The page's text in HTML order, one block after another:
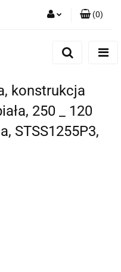
(0)
konstrukcja
250 _ 120
STSS1255P3,